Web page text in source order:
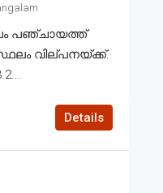
പഞ്ചായത്ത്
വില്പനയ്ക്ക്.
Details